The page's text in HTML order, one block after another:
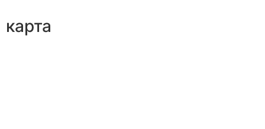
карта